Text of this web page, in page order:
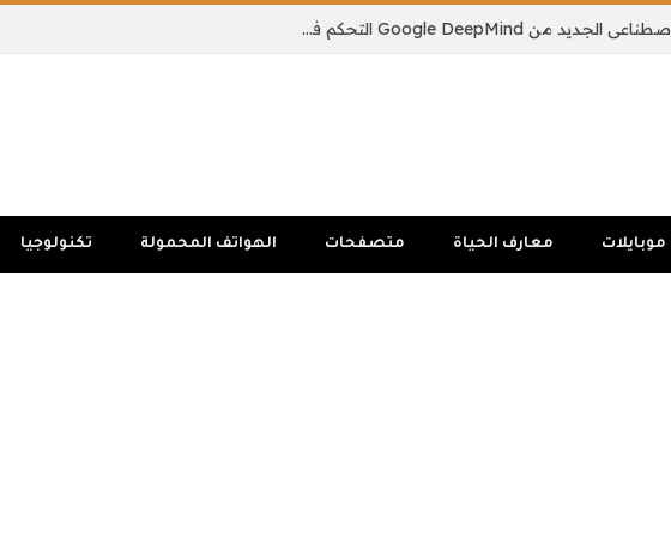
يمكن لنموذج الذكاء الاصطناعي الجديد من Google DeepMind التحكم في جسم الروبوت بالكامل
موبايلات معارف الحياة متصفحات الهواتف المحمولة تكنولوجيا